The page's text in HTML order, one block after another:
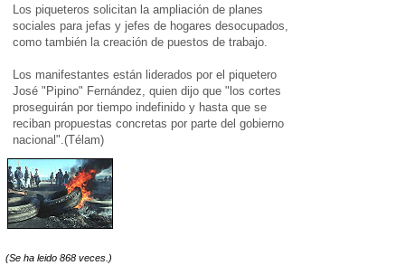
Los piqueteros solicitan la ampliación de planes
sociales para jefas y jefes de hogares desocupados,
como también la creación de puestos de trabajo.
Los manifestantes están liderados por el piquetero
José "Pipino" Fernández, quien dijo que "los cortes
proseguirán por tiempo indefinido y hasta que se
reciban propuestas concretas por parte del gobierno
nacional".(Télam)
(Se ha leido 868 veces.)